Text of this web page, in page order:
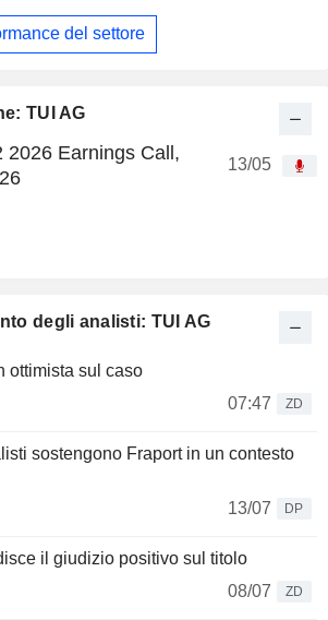
TUI AG
2026 Earnings Call,
13/05
degli analisti: TUI AG
ottimista sul caso
07:47
ZD
sostengono Fraport in un contesto
13/07
DP
il giudizio positivo sul titolo
08/07
ZD
del settore